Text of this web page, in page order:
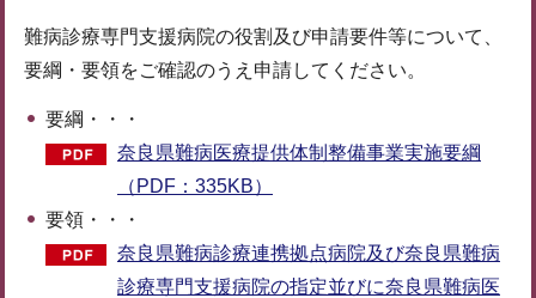
難病診療専門支援病院の役割及び申請要件等について、
要綱・要領をご確認のうえ申請してください。
要綱・・・
奈良県難病医療提供体制整備事業実施要綱
（PDF：335KB）
要領・・・
奈良県難病診療連携拠点病院及び奈良県難病
診療専門支援病院の指定並びに奈良県難病医